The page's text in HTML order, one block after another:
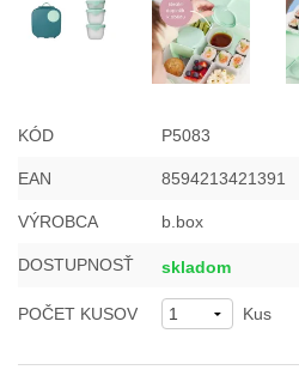
KÓD P5083
EAN 8594213421391
VÝROBCA b.box
DOSTUPNOSŤ skladom
POČET KUSOV Kus